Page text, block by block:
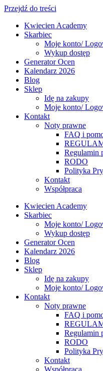
Przejdź do treści
Kwiecien Academy
Skarbiec
Moje konto/
Wykup dostęp
Generator Ocen
Kalendarz 2026
Blog
Sklep
Idę na zakupy
Moje konto/
Kontakt
Noty prawne
FAQ i
Regulamin
RODO
Polityka
Kontakt
Współpraca
Kwiecien Academy
Skarbiec
Moje konto/
Wykup dostęp
Generator Ocen
Kalendarz 2026
Blog
Sklep
Idę na zakupy
Moje konto/
Kontakt
Noty prawne
FAQ i
Regulamin
RODO
Polityka
Kontakt
Współpraca